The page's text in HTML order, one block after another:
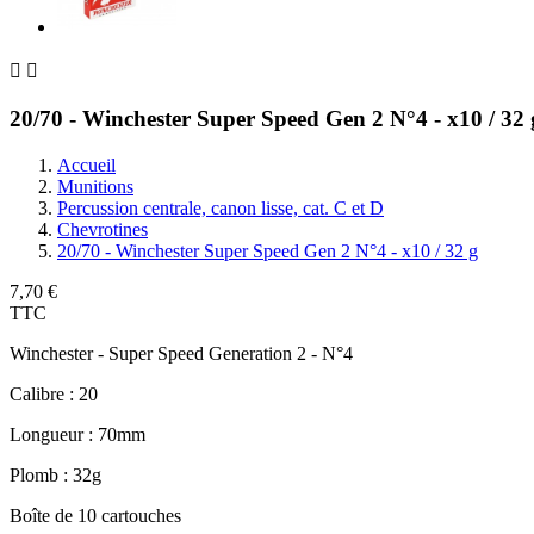
 
20/70 - Winchester Super Speed Gen 2 N°4 - x10 / 32
Accueil
Munitions
Percussion centrale, canon lisse, cat. C et D
Chevrotines
20/70 - Winchester Super Speed Gen 2 N°4 - x10 / 32 g
7,70 €
TTC
Winchester - Super Speed Generation 2 - N°4
Calibre : 20
Longueur : 70mm
Plomb : 32g
Boîte de 10 cartouches